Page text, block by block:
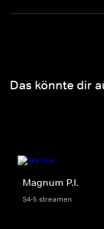
Das könnte dir
Magnum P.I.
S4-5 streamen